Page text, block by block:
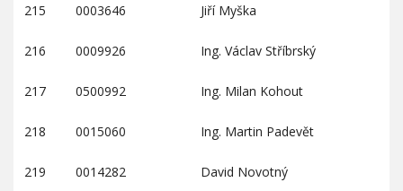
215 0003646 Jiří Myška
216 0009926 Ing. Václav Stříbrský
217 0500992 Ing. Milan Kohout
218 0015060 Ing. Martin Padevět
219 0014282 David Novotný